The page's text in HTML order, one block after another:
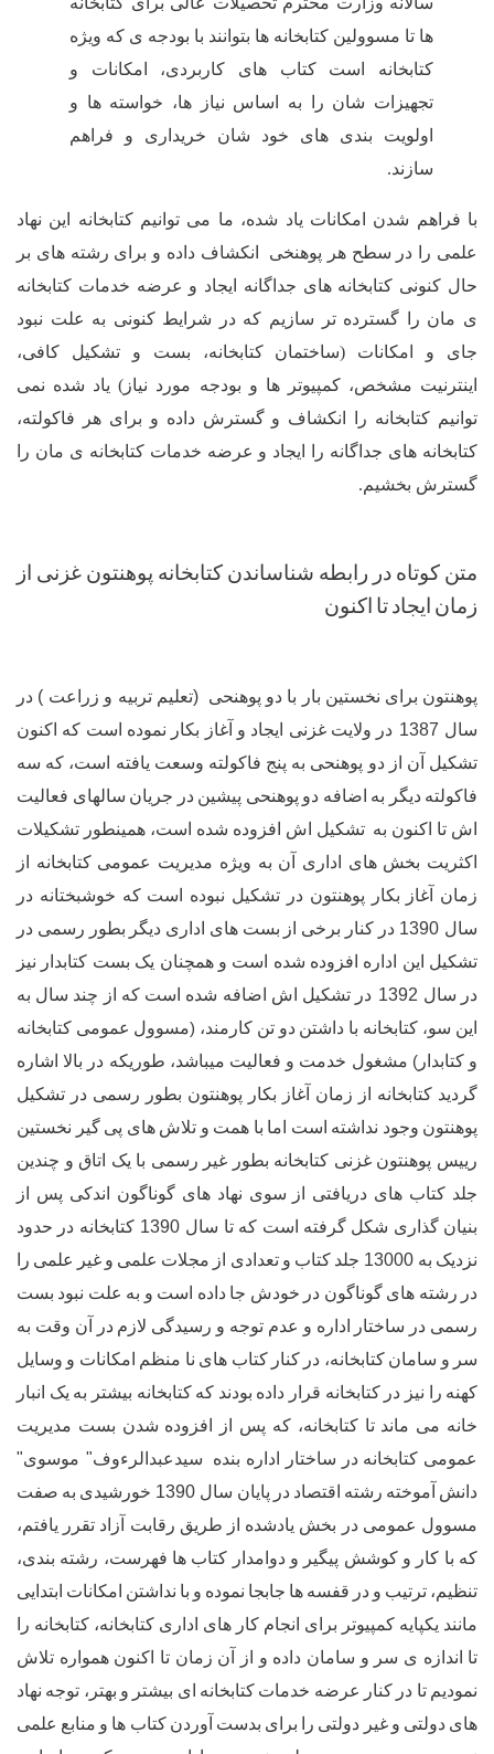
مسوولین کتابخانه ها بتوانند با بودجه ی که ویژه
است کتاب های کاربردی، امکانات و
شان را به اساس نیاز ها، خواسته ها و
بندی های خود شان خریداری و فراهم
امکانات یاد شده، ما می توانیم کتابخانه این نهاد
سطح هر پوهنخی انکشاف داده و برای رشته های بر
های جداگانه ایجاد و عرضه خدمات کتابخانه
تر سازیم که در شرایط کنونی به علت نبود
(ساختمان کتابخانه، بست و تشکیل کافی،
کمپیوتر ها و بودجه مورد نیاز) یاد شده نمی
را انکشاف و گسترش داده و برای هر فاکولته،
جداگانه را ایجاد و عرضه خدمات کتابخانه ی مان را
دررابطهشناساندن کتابخانهپوهنتونغزنیاز
تا اکنون
نخستین بار با دو پوهنحی ) تعلیم تربیه و زراعت ( در
در ولایت غزنی ایجاد و آغاز بکار نموده است که اکنون
دو پوهنحی به پنج فاکولته وسعت یافته است، که سه
به اضافه دو پوهنحی پیشین در جریان سالهای فعالیت
به تشکیل اش افزوده شده است، همینطور تشکیلات
های اداری آن به ویژه مدیریت عمومی کتابخانه از
بکار پوهنتون در تشکیل نبوده است که خوشبختانه در
در کنار برخی از بست های اداری دیگر بطور رسمی در
اداره افزوده شده است و همچنان یک بست کتابدار نیز
در تشکیل اش اضافه شده است که از چند سال
به
با داشتن دو تن کارمند، (مسوول عمومی کتابخانه
خدمت و فعالیت میباشد، طوریکه در بالا اشاره
از زمان آغاز بکار پوهنتون بطور رسمی در تشکیل
نداشته است اما با همت و تلاش های پی گیر نخستین
غزنی کتابخانه بطور غیر رسمی یک اتاق و
چندین
های دریافتی از سوی نهاد های گوناگون اندکی پس از
شکل گرفته است که تا سال1390کتابخانه در حدود
جلدکتابو تعدادیازمجلات علمی وغیرعلمی را
گوناگون در خودش جا داده است و به علت نبود بست
اداره و عدم توجه و رسیدگی لازم در آن وقت به
کتابخانه، در کنار کتاب های نا منظم امکانات و وسایل
در کتابخانه قرار داده بودند که کتابخانه بیشتر به یک انبار
تا کتابخانه، که پس از افزوده شدن بست
مدیریت
در ساختار اداره بنده سیدعبدالرءوف"موسوی"
رشته اقتصاد درپایانسال 1390خورشیدیبه صفت
در بخش یادشده از طریق رقابت آزاد تقرر یافتم،
کوشش پیگیر و دوامدار کتاب ها فهرست، رشته
بندی،
ودرقفسهها جابجانمودهو با نداشتنامکانات ابتدایی
کمپیوتر برای انجام کار های اداری کتابخانه، کتابخانه را
سر و سامان داده و از آن زمان تا اکنون همواره
تلاش
کنارعرضه خدماتکتابخانهایبیشتروبهتر، توجه نهاد
غیردولتی را برای بدست آوردن کتابها و منابععلمی